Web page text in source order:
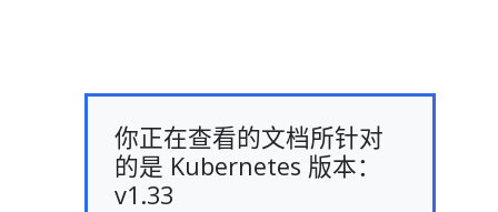
你正在查看的文档所针对
的是 Kubernetes 版本：
v1.33